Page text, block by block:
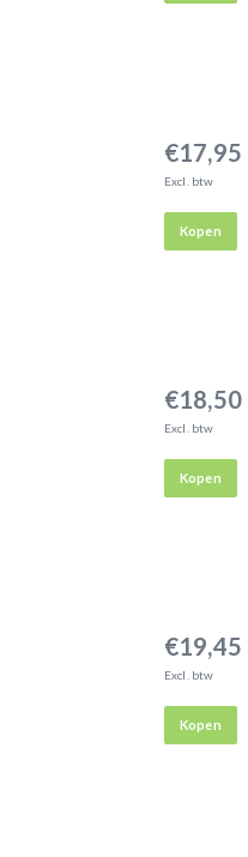
€17,95
Excl. btw
Kopen
€18,50
Excl. btw
Kopen
€19,45
Excl. btw
Kopen